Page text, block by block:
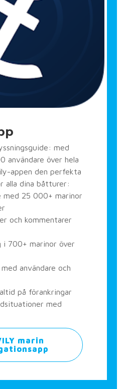
med
användare över hela
appen den perfekta
alla dina båtturer:
med 25 000+ marinor
och kommentarer
i 700+ marinor över
användare och
på förankringar
med
marin